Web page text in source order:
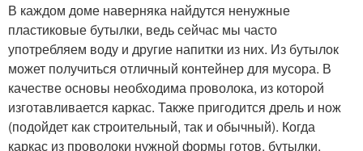
В каждом доме наверняка найдутся ненужные
пластиковые бутылки, ведь сейчас мы часто
употребляем воду и другие напитки из них. Из бутылок
может получиться отличный контейнер для мусора. В
качестве основы необходима проволока, из которой
изготавливается каркас. Также пригодится дрель и нож
(подойдет как строительный, так и обычный). Когда
каркас из проволоки нужной формы готов, бутылки,